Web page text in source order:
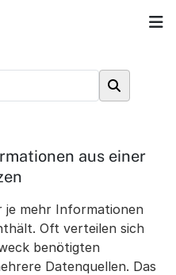
aus einer
je mehr Informationen
Oft verteilen sich
benötigten
Datenquellen. Das